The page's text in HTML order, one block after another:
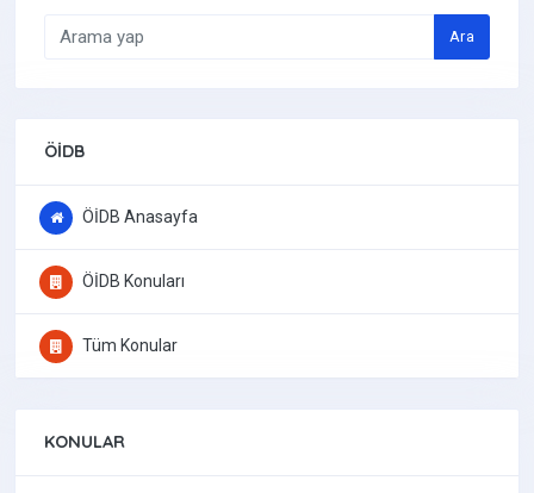
Ara
ÖİDB
ÖİDB Anasayfa
ÖİDB Konuları
Tüm Konular
KONULAR